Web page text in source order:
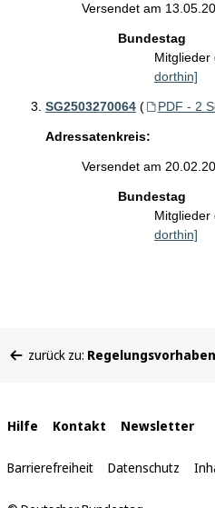
Versendet am
Bundestag
Mitglieder
dorthin]
SG2503270064 ( PDF - 2
Adressatenkreis:
Versendet am
Bundestag
Mitglieder
dorthin]
befinden
zurück zu: Regelungsvorhaben
Interne
Links
Hilfe Kontakt Newsletter
Barrierefreiheit Datenschutz